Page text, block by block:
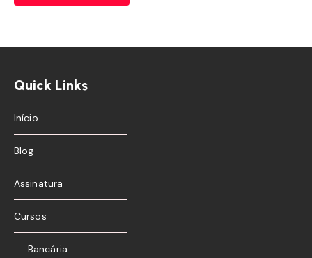
Quick Links
Início
Blog
Assinatura
Cursos
Bancária